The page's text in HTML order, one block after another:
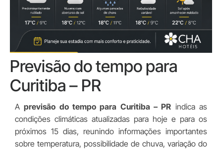
Previsão do tempo para
Curitiba – PR
Aprevisão do tempo para Curitiba – PR indica as
condições climáticas atualizadas para hoje e para os
próximos 15 dias, reunindo informações importantes
sobre temperatura, possibilidade de chuva, variação do